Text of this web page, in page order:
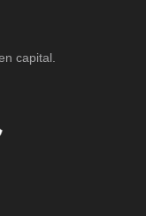
capital.